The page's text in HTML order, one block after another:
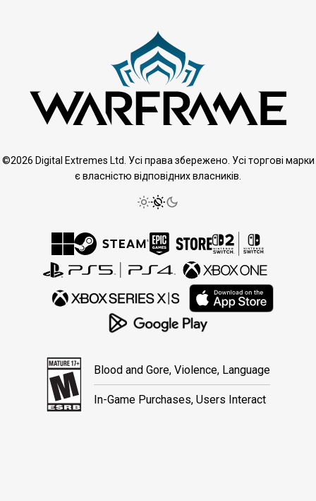
©2026 Digital Extremes Ltd. Усі права збережено. Усі торгові марки
є власністю відповідних власників.
Blood and Gore, Violence, Language
In-Game Purchases, Users Interact